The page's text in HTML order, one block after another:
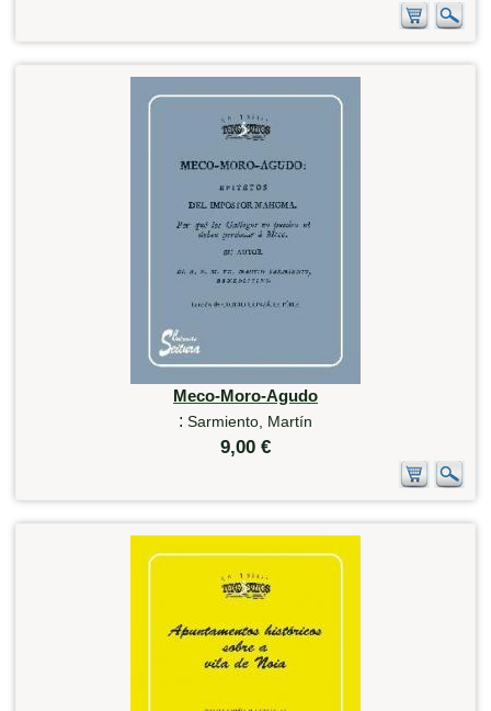
Meco-Moro-Agudo
: Sarmiento, Martín
9,00 €